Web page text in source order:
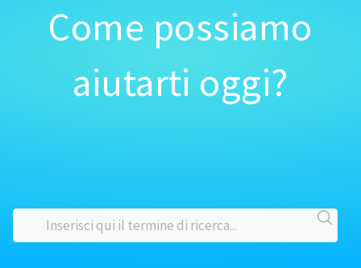
Come possiamo
aiutarti oggi?